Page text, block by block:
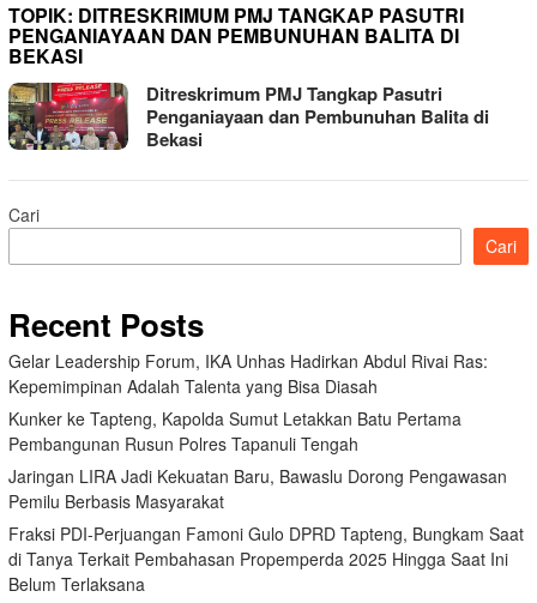
TOPIK: DITRESKRIMUM PMJ TANGKAP PASUTRI
PENGANIAYAAN DAN PEMBUNUHAN BALITA DI
BEKASI
Ditreskrimum PMJ Tangkap Pasutri
Penganiayaan dan Pembunuhan Balita di
Bekasi
Cari
Cari
Recent Posts
Gelar Leadership Forum, IKA Unhas Hadirkan Abdul Rivai Ras:
Kepemimpinan Adalah Talenta yang Bisa Diasah
Kunker ke Tapteng, Kapolda Sumut Letakkan Batu Pertama
Pembangunan Rusun Polres Tapanuli Tengah
Jaringan LIRA Jadi Kekuatan Baru, Bawaslu Dorong Pengawasan
Pemilu Berbasis Masyarakat
Fraksi PDI-Perjuangan Famoni Gulo DPRD Tapteng, Bungkam Saat
di Tanya Terkait Pembahasan Propemperda 2025 Hingga Saat Ini
Belum Terlaksana